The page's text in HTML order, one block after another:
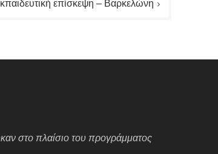
επίσκεψη – Βαρκελώνη
στο πλαίσιο του προγράμματος